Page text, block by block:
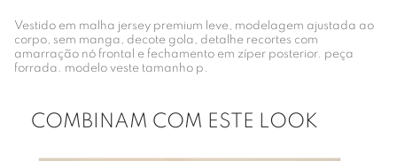
Vestido em malha jersey premium leve, modelagem ajustada ao
corpo, sem manga, decote gola, detalhe recortes com
amarração nó frontal e fechamento em zíper posterior. peça
forrada. modelo veste tamanho p.
COMBINAM COM ESTE LOOK